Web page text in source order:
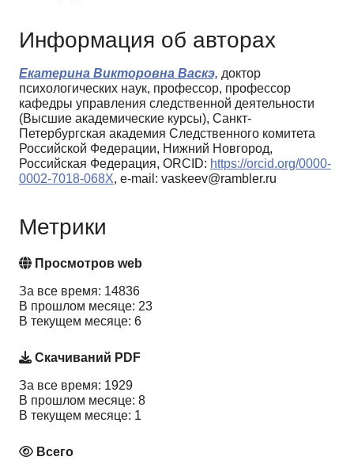
Информация об авторах
Екатерина Викторовна Васкэ, доктор
психологических наук, профессор, профессор
кафедры управления следственной деятельности
(Высшие академические курсы), Санкт-
Петербургская академия Следственного комитета
Российской Федерации, Нижний Новгород,
Российская Федерация, ORCID: https://orcid.org/0000-
0002-7018-068X, e-mail: vaskeev@rambler.ru
Метрики
Просмотров web
За все время: 14836
В прошлом месяце: 23
В текущем месяце: 6
Скачиваний PDF
За все время: 1929
В прошлом месяце: 8
В текущем месяце: 1
Всего